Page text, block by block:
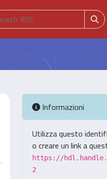
Informazioni
Utilizza questo
o creare un link a
https://
2